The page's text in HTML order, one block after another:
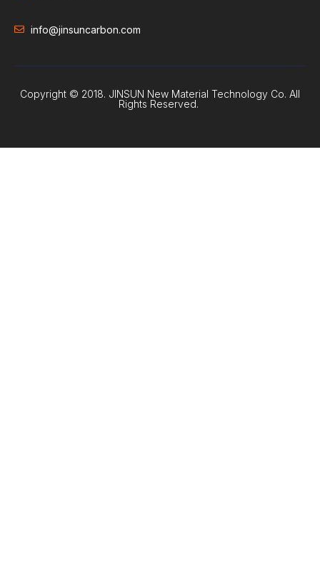
info@jinsuncarbon.com
Copyright © 2018. JINSUN New Material Technology Co. All
Rights Reserved.